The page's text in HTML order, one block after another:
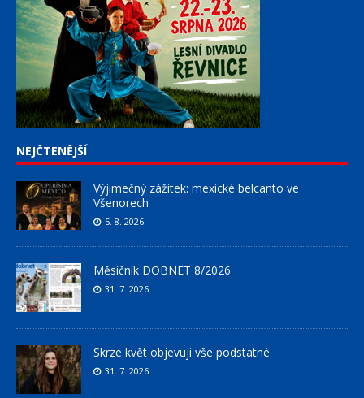
NEJČTENĚJŠÍ
Výjimečný zážitek: mexické belcanto ve
Všenorech
5. 8. 2026
Měsíčník DOBNET 8/2026
31. 7. 2026
Skrze květ objevuji vše podstatné
31. 7. 2026